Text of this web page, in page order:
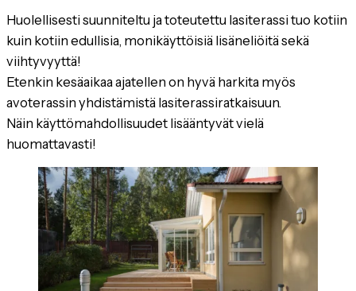
Huolellisesti suunniteltu ja toteutettu lasiterassi tuo kotiin
kuin kotiin edullisia, monikäyttöisiä lisäneliöitä sekä
viihtyvyyttä!
Etenkin kesäaikaa ajatellen on hyvä harkita myös
avoterassin yhdistämistä lasiterassiratkaisuun.
Näin käyttömahdollisuudet lisääntyvät vielä
huomattavasti!